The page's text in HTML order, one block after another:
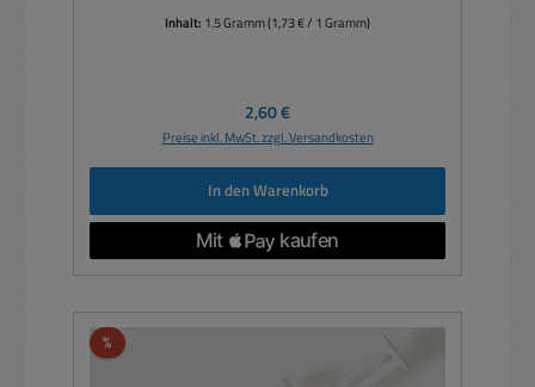
Inhalt: 1.5 Gramm(1,73 € / 1 Gramm)
Regulärer Preis:
2,60 €
Preise inkl. MwSt. zzgl. Versandkosten
In den Warenkorb
%Rabatt